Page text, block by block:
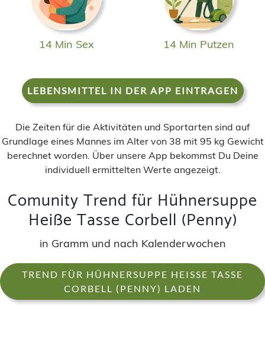
14 Min Sex 14 Min Putzen
LEBENSMITTEL IN DER APP EINTRAGEN
Die Zeiten für die Aktivitäten und Sportarten sind auf
Grundlage eines Mannes im Alter von 38 mit 95 kg Gewicht
berechnet worden. Über unsere App bekommst Du Deine
individuell ermittelten Werte angezeigt.
Comunity Trend für Hühnersuppe
Heiße Tasse Corbell (Penny)
in Gramm und nach Kalenderwochen
TREND FÜR HÜHNERSUPPE HEISSE TASSE C
ORBELL (PENNY) LADEN